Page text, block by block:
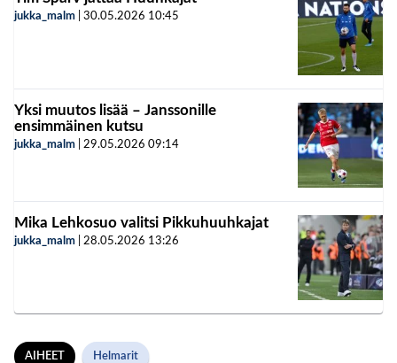
jukka_malm 30.05.2026 10:45
Yksi muutos lisää – Janssonille
ensimmäinen kutsu
jukka_malm 29.05.2026 09:14
Mika Lehkosuo valitsi Pikkuhuuhkajat
jukka_malm 28.05.2026 13:26
AIHEET Helmarit